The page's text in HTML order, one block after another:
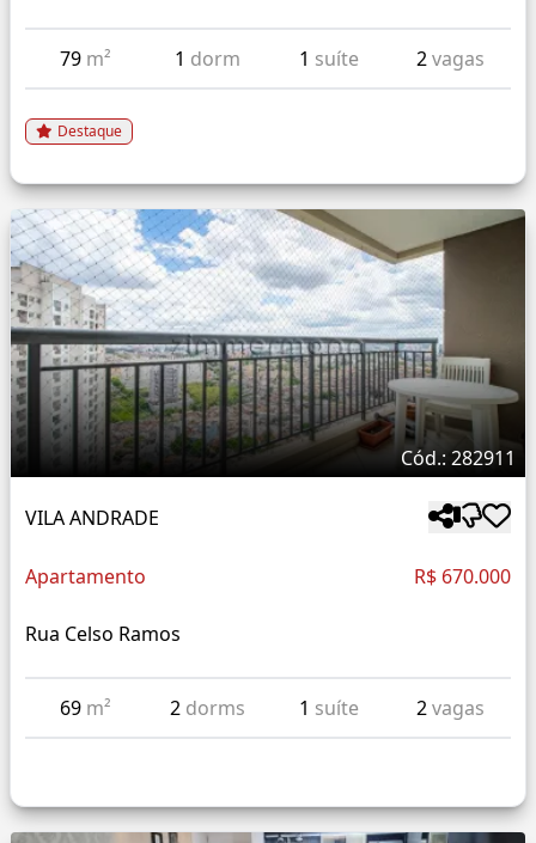
79 m² 1 dorm 1 suíte 2vagas
Destaque
Cód.: 282911
VILA ANDRADE
Apartamento R$ 670.000
Rua Celso Ramos
69 m² 2 dorms 1 suíte 2vagas